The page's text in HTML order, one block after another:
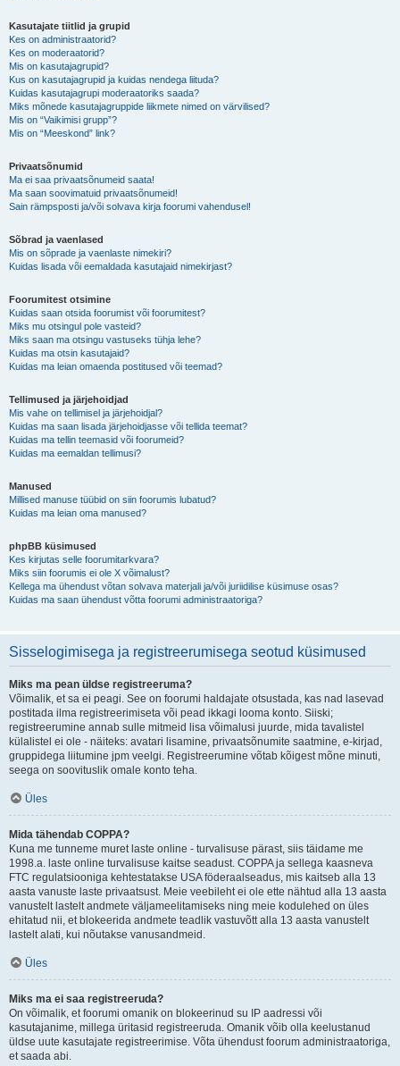
Kasutajate tiitlid ja grupid
Kes on administraatorid?
Kes on moderaatorid?
Mis on kasutajagrupid?
Kus on kasutajagrupid ja kuidas nendega liituda?
Kuidas kasutajagrupi moderaatoriks saada?
Miks mõnede kasutajagruppide liikmete nimed on värvilised?
Mis on “Vaikimisi grupp”?
Mis on “Meeskond” link?
Privaatsõnumid
Ma ei saa privaatsõnumeid saata!
Ma saan soovimatuid privaatsõnumeid!
Sain rämpsposti ja/või solvava kirja foorumi vahendusel!
Sõbrad ja vaenlased
Mis on sõprade ja vaenlaste nimekiri?
Kuidas lisada või eemaldada kasutajaid nimekirjast?
Foorumitest otsimine
Kuidas saan otsida foorumist või foorumitest?
Miks mu otsingul pole vasteid?
Miks saan ma otsingu vastuseks tühja lehe?
Kuidas ma otsin kasutajaid?
Kuidas ma leian omaenda postitused või teemad?
Tellimused ja järjehoidjad
Mis vahe on tellimisel ja järjehoidjal?
Kuidas ma saan lisada järjehoidjasse või tellida teemat?
Kuidas ma tellin teemasid või foorumeid?
Kuidas ma eemaldan tellimusi?
Manused
Millised manuse tüübid on siin foorumis lubatud?
Kuidas ma leian oma manused?
phpBB küsimused
Kes kirjutas selle foorumitarkvara?
Miks siin foorumis ei ole X võimalust?
Kellega ma ühendust võtan solvava materjali ja/või juriidilise küsimuse osas?
Kuidas ma saan ühendust võtta foorumi administraatoriga?
Sisselogimisega ja registreerumisega seotud küsimused
Miks ma pean üldse registreeruma?
Võimalik, et sa ei peagi. See on foorumi haldajate otsustada, kas nad lasevad
postitada ilma registreerimiseta või pead ikkagi looma konto. Siiski;
registreerumine annab sulle mitmeid lisa võimalusi juurde, mida tavalistel
külalistel ei ole - näiteks: avatari lisamine, privaatsõnumite saatmine, e-kirjad,
gruppidega liitumine jpm veelgi. Registreerumine võtab kõigest mõne minuti,
seega on soovituslik omale konto teha.
Üles
Mida tähendab COPPA?
Kuna me tunneme muret laste online - turvalisuse pärast, siis täidame me
1998.a. laste online turvalisuse kaitse seadust. COPPA ja sellega kaasneva
FTC regulatsiooniga kehtestatakse USA föderaalseadus, mis kaitseb alla 13
aasta vanuste laste privaatsust. Meie veebileht ei ole ette nähtud alla 13 aasta
vanustelt lastelt andmete väljameelitamiseks ning meie kodulehed on üles
ehitatud nii, et blokeerida andmete teadlik vastuvõtt alla 13 aasta vanustelt
lastelt alati, kui nõutakse vanusandmeid.
Üles
Miks ma ei saa registreeruda?
On võimalik, et foorumi omanik on blokeerinud su IP aadressi või
kasutajanime, millega üritasid registreeruda. Omanik võib olla keelustanud
üldse uute kasutajate registreerimise. Võta ühendust foorum administraatoriga,
et saada abi.